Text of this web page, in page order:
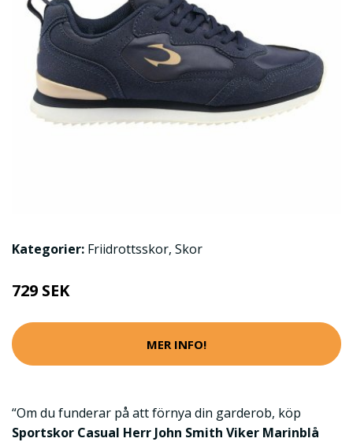
Kategorier: Friidrottsskor, Skor
729 SEK
MER INFO!
“Om du funderar på att förnya din garderob, köp
Sportskor Casual Herr John Smith Viker Marinblå